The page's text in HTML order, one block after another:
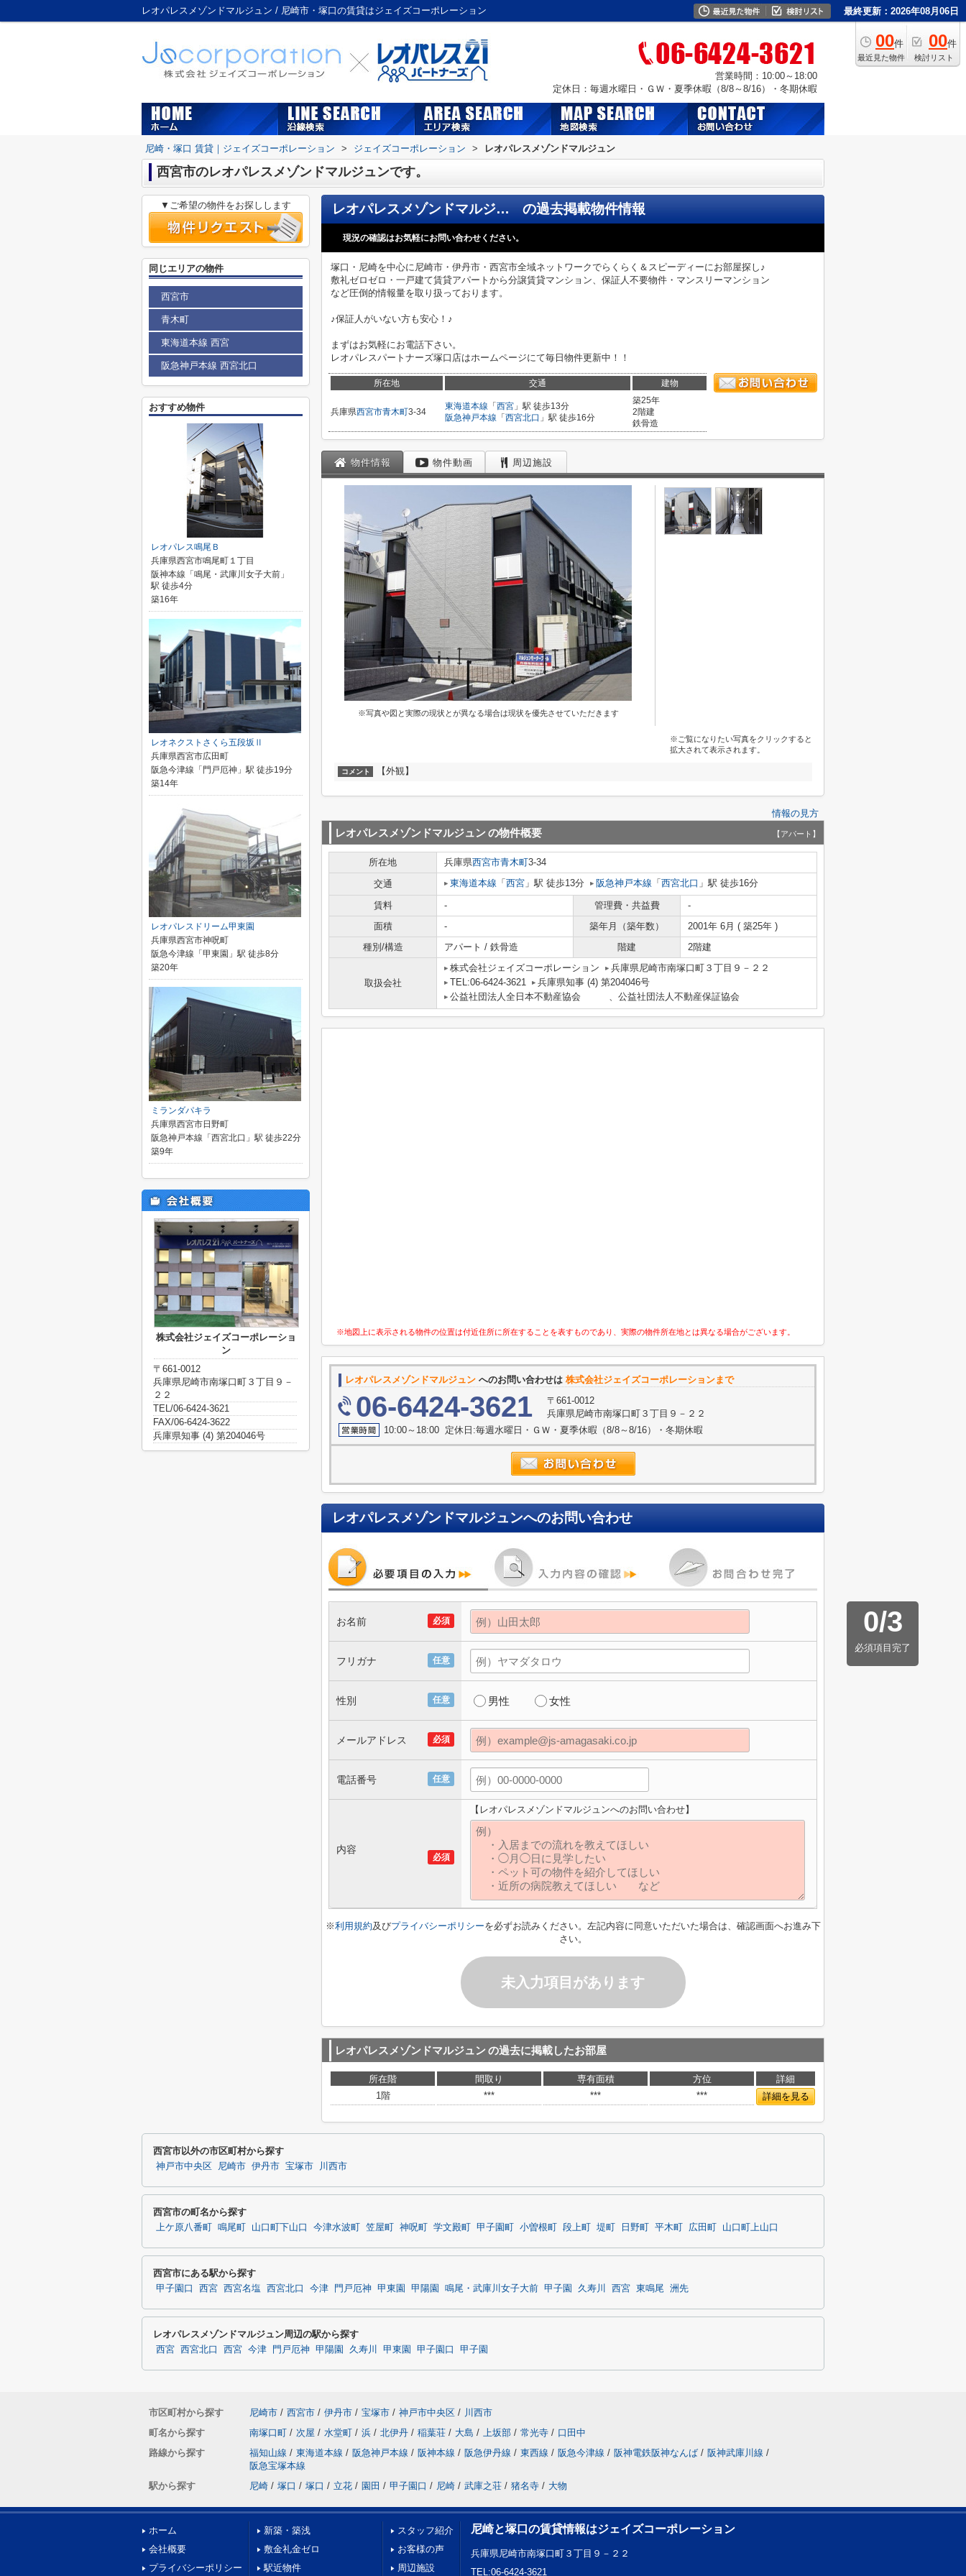
レオパレスメゾンドマルジュン / 尼崎市・塚口の賃貸はジェイズコーポレーション 最終更新：2026年08月06日
00件
最近見た物件
00件
検討リスト
営業時間：10:00～18:00
定休日：毎週水曜日・ＧＷ・夏季休暇（8/8～8/16）・冬期休暇
尼崎・塚口 賃貸｜ジェイズコーポレーション > ジェイズコーポレーション > レオパレスメゾンドマルジュン
西宮市のレオパレスメゾンドマルジュンです。
レオパレスメゾンドマルジュン の過去掲載物件情報
現況の確認はお気軽にお問い合わせください。
塚口・尼崎を中心に尼崎市・伊丹市・西宮市全域ネットワークでらくらく＆スピーディーにお部屋探し♪
敷礼ゼロゼロ・一戸建て賃貸アパートから分譲賃貸マンション、保証人不要物件・マンスリーマンション
など圧倒的情報量を取り扱っております。
♪保証人がいない方も安心！♪
まずはお気軽にお電話下さい。
レオパレスパートナーズ塚口店はホームページにて毎日物件更新中！！
所在地 交通 建物
兵庫県西宮市青木町3-34
東海道本線 「 西宮 」駅 徒歩13分
阪急神戸本線 「 西宮北口 」駅 徒歩16分
築25年
2階建
鉄骨造
物件情報 物件動画 周辺施設
※写真や図と実際の現状とが異なる場合は現状を優先させていただきます
※ご覧になりたい写真をクリックすると
拡大されて表示されます。
コメント 【外観】
情報の見方
レオパレスメゾンドマルジュンの物件概要 【アパート】
所在地 兵庫県西宮市青木町3-34
交通
東海道本線 「 西宮 」駅 徒歩13分 阪急神戸本線 「 西宮北口 」駅 徒歩16分
賃料 - 管理費・共益費
-
面積
- 築年月（築年数）
2001年 6月 ( 築25年 )
種別/構造
アパート / 鉄骨造 階建 2階建
取扱会社
株式会社ジェイズコーポレーション
兵庫県尼崎市南塚口町３丁目９－２２
TEL:06-6424-3621
兵庫県知事 (4) 第204046号
公益社団法人全日本不動産協会 、公益社団法人不動産保証協会
※地図上に表示される物件の位置は付近住所に所在することを表すものであり、実際の物件所在地とは異なる場合がございます。
レオパレスメゾンドマルジュン へのお問い合わせは 株式会社ジェイズコーポレーションまで
06-6424-3621
〒661-0012
兵庫県尼崎市南塚口町３丁目９－２２
10:00～18:00 定休日:毎週水曜日・ＧＷ・夏季休暇（8/8～8/16）・冬期休暇
レオパレスメゾンドマルジュンへのお問い合わせ
0/3
必須項目完了
必須
お名前
任意
フリガナ
任意
性別 男性 女性
必須
メールアドレス
任意
電話番号
必須
内容
【レオパレスメゾンドマルジュンへのお問い合わせ】
※利用規約及びプライバシーポリシーを必ずお読みください。左記内容に同意いただいた場合は、確認画面へお進み下
さい。
未入力項目があります
レオパレスメゾンドマルジュンの過去に掲載したお部屋
所在階 間取り 専有面積 方位
詳細
1階
*** *** *** 詳細を見る
▼ご希望の物件をお探しします
同じエリアの物件
西宮市
青木町
東海道本線 西宮
阪急神戸本線 西宮北口
おすすめ物件
レオパレス鳴尾Ｂ
兵庫県西宮市鳴尾町１丁目
阪神本線「鳴尾・武庫川女子大前」
駅 徒歩4分
築16年
レオネクストさくら五段坂Ⅱ
兵庫県西宮市広田町
阪急今津線「門戸厄神」駅 徒歩19分
築14年
レオパレスドリーム甲東園
兵庫県西宮市神呪町
阪急今津線「甲東園」駅 徒歩8分
築20年
ミランダパキラ
兵庫県西宮市日野町
阪急神戸本線「西宮北口」駅 徒歩22分
築9年
株式会社ジェイズコーポレーショ
ン
〒661-0012
兵庫県尼崎市南塚口町３丁目９－
２２
TEL/06-6424-3621
FAX/06-6424-3622
兵庫県知事 (4) 第204046号
西宮市以外の市区町村から探す
神戸市中央区 尼崎市 伊丹市 宝塚市 川西市
西宮市の町名から探す
上ケ原八番町 鳴尾町 山口町下山口 今津水波町 笠屋町 神呪町 学文殿町 甲子園町 小曽根町 段上町 堤町 日野町 平木町 広田町 山口町上山口
西宮市にある駅から探す
甲子園口 西宮 西宮名塩 西宮北口 今津 門戸厄神 甲東園 甲陽園 鳴尾・武庫川女子大前 甲子園 久寿川 西宮 東鳴尾 洲先
レオパレスメゾンドマルジュン周辺の駅から探す
西宮 西宮北口 西宮 今津 門戸厄神 甲陽園 久寿川 甲東園 甲子園口 甲子園
市区町村から探す 尼崎市 / 西宮市 / 伊丹市 / 宝塚市 / 神戸市中央区 / 川西市
町名から探す
南塚口町 / 次屋 / 水堂町 / 浜 / 北伊丹 / 稲葉荘 / 大島 / 上坂部 / 常光寺 / 口田中
路線から探す
福知山線 / 東海道本線 / 阪急神戸本線 / 阪神本線 / 阪急伊丹線 / 東西線 / 阪急今津線 / 阪神電鉄阪神なんば / 阪神武庫川線 /
阪急宝塚本線
駅から探す
尼崎 / 塚口 / 塚口 / 立花 / 園田 / 甲子園口 / 尼崎 / 武庫之荘 / 猪名寺 / 大物
ホーム
会社概要
プライバシーポリシー
新築・築浅
敷金礼金ゼロ
駅近物件
スタッフ紹介
お客様の声
周辺施設
尼崎と塚口の賃貸情報はジェイズコーポレーション
兵庫県尼崎市南塚口町３丁目９－２２
TEL:06-6424-3621